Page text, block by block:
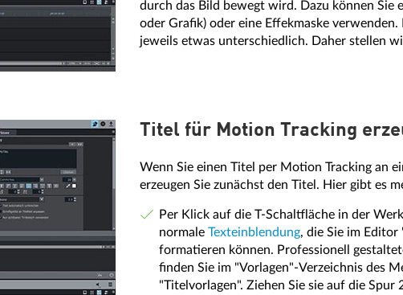
durch das Bild bewegt wird. Dazu können Sie
oder Grafik) oder eine Effekmaske
jeweils etwas unterschiedlich. Daher stellen
Titel für Motion Tracking
Wenn Sie einen Titel per Motion Tracking an
erzeugen Sie zunächst den Titel. Hier gibt es
Per Klick auf die T-Schaltfläche in der
normale Texteinblendung, die Sie im
formatieren können. Professionell
finden Sie im "Vorlagen"-Verzeichnis des
"Titelvorlagen". Ziehen Sie sie auf die Spur